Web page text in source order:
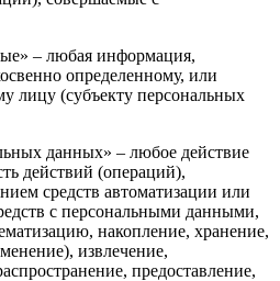
– любая информация,
определенному, или
лицу (субъекту персональных
данных» – любое действие
действий (операций),
средств автоматизации или
с персональными данными,
накопление, хранение,
извлечение,
предоставление,